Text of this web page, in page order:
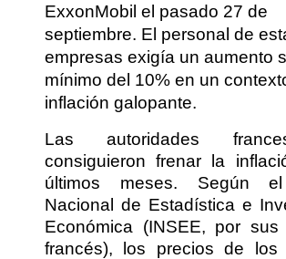
ExxonMobil el pasado 27 de
septiembre. El personal de
empresas exigía un aumento
mínimo del 10% en un
inflación galopante.
Las autoridades
consiguieron frenar la
últimos meses. Según el
Nacional de Estadística e
Económica (INSEE, por
francés), los precios de los